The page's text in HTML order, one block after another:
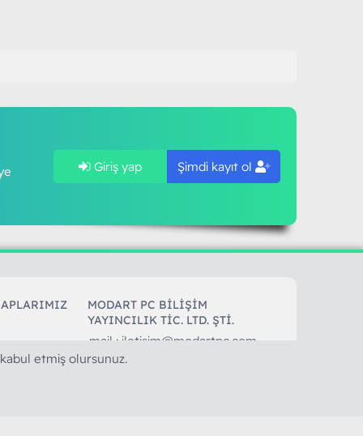
Giriş yap Şimdi kayıt ol
MODART PC BILIŞIM
YAYINCILIK TİC. LTD. ŞTİ.
mail : iletisim@modartpc.com
Adres : Türkiye/İstanbul
etmiş olursunuz.